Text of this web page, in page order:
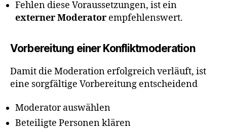
Fehlen diese Voraussetzungen, ist ein
externer Moderator empfehlenswert.
Vorbereitung einer Konfliktmoderation
Damit die Moderation erfolgreich verläuft, ist
eine sorgfältige Vorbereitung entscheidend
Moderator auswählen
Beteiligte Personen klären